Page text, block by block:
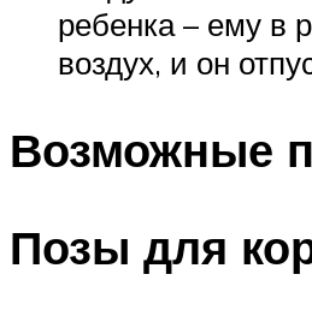
ребенка – ему в
воздух, и он
Возможные
Позы для